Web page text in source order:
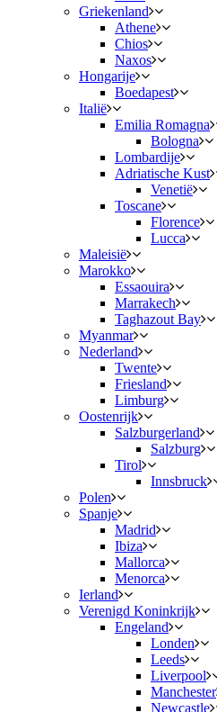
Griekenland
Athene
Chios
Naxos
Hongarije
Boedapest
Italië
Emilia Romagna
Bologna
Lombardije
Adriatische Kust
Venetië
Toscane
Florence
Lucca
Maleisië
Marokko
Essaouira
Marrakech
Taghazout Bay
Myanmar
Nederland
Twente
Friesland
Limburg
Oostenrijk
Salzburgerland
Salzburg
Tirol
Innsbruck
Polen
Spanje
Madrid
Ibiza
Mallorca
Menorca
Ierland
Verenigd Koninkrijk
Engeland
Londen
Leeds
Liverpool
Manchester
Newcastle